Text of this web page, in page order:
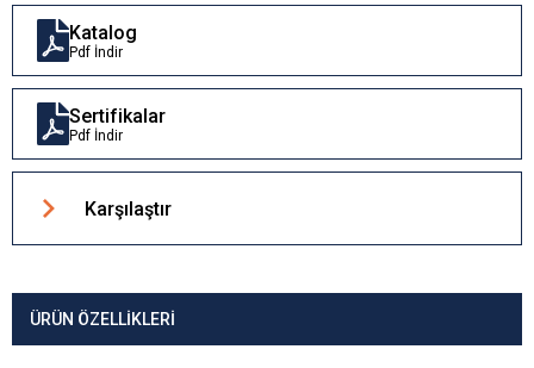
Katalog
Pdf İndir
Sertifikalar
Pdf İndir
Karşılaştır
ÜRÜN ÖZELLIKLERI